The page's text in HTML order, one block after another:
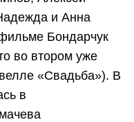
и Анна
Бондарчук
во втором уже
«Свадьба»). В
в